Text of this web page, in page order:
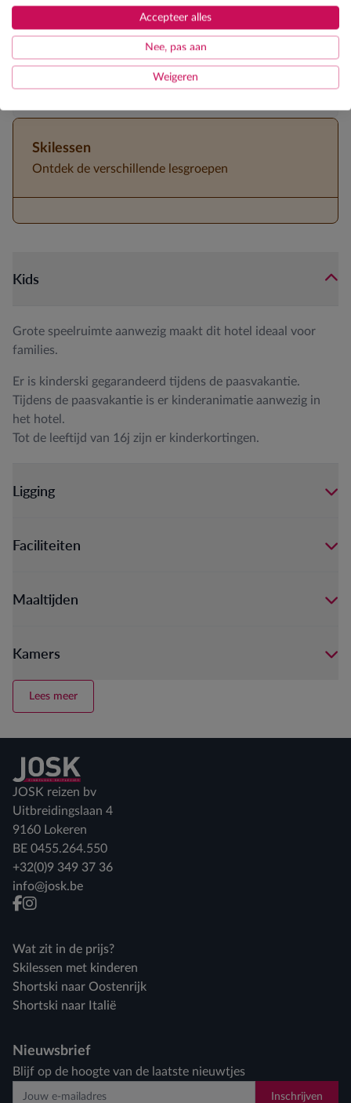
Accepteer alles
Nee, pas aan
Weigeren
JOSK kinderanimator tijdens Pasen
Skilessen
Ontdek de verschillende lesgroepen
Kids
Grote speelruimte aanwezig maakt dit hotel ideaal voor
families.
Er is kinderski gegarandeerd tijdens de paasvakantie.
Tijdens de paasvakantie is er kinderanimatie aanwezig in
het hotel.
Tot de leeftijd van 16j zijn er kinderkortingen.
Ligging
Faciliteiten
Maaltijden
Kamers
Lees meer
Terug naar home
JOSK reizen bv
Uitbreidingslaan 4
9160 Lokeren
BE 0455.264.550
+32(0)9 349 37 36
info@josk.be
facebook
instagram
Wat zit in de prijs?
Skilessen met kinderen
Shortski naar Oostenrijk
Shortski naar Italië
Nieuwsbrief
Blijf op de hoogte van de laatste nieuwtjes
Inschrijven